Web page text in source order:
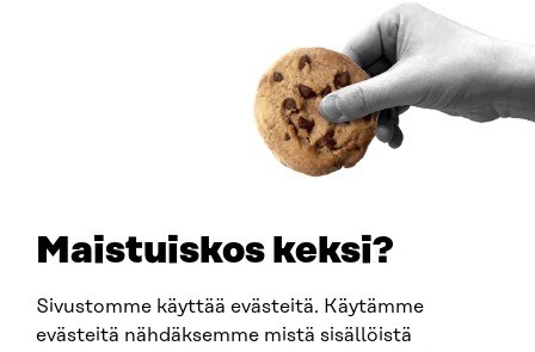
Maistuiskos keksi?
Sivustomme käyttää evästeitä. Käytämme
evästeitä nähdäksemme mistä sisällöistä
SITRA SOSIAALISESSA MEDIASSA